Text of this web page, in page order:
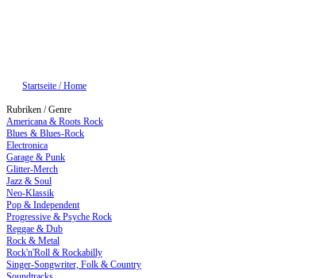
Startseite / Home
Rubriken / Genre
Americana & Roots Rock
Blues & Blues-Rock
Electronica
Garage & Punk
Glitter-Merch
Jazz & Soul
Neo-Klassik
Pop & Independent
Progressive & Psyche Rock
Reggae & Dub
Rock & Metal
Rock'n'Roll & Rockabilly
Singer-Songwriter, Folk & Country